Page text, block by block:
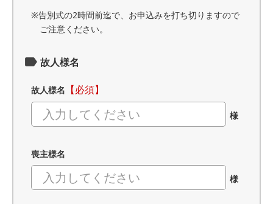
※告別式の2時間前迄で、お申込みを打ち切りますので
ご注意ください。
故人様名
故人様名 【必須】
様
喪主様名
様